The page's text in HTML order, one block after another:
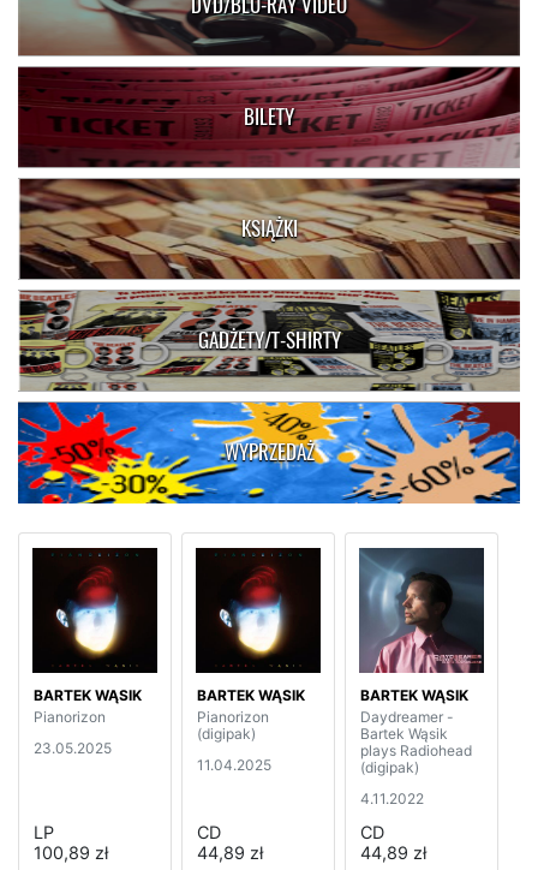
BILETY
KSIĄŻKI
GADŻETY/T-SHIRTY
WYPRZEDAŻ
BARTEK WĄSIK
Pianorizon
23.05.2025
LP
100,89 zł
BARTEK WĄSIK
Pianorizon
(digipak)
11.04.2025
CD
44,89 zł
BARTEK WĄSIK
Daydreamer -
Bartek Wąsik
plays Radiohead
(digipak)
4.11.2022
CD
44,89 zł